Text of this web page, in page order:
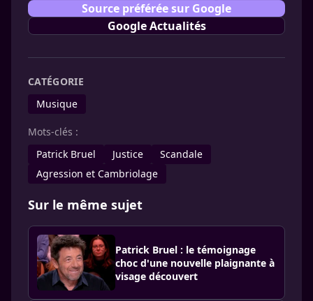
Source préférée sur Google
Google Actualités
CATÉGORIE
Musique
Mots-clés :
Patrick Bruel
Justice
Scandale
Agression et Cambriolage
Sur le même sujet
Patrick Bruel : le témoignage
choc d'une nouvelle plaignante à
visage découvert